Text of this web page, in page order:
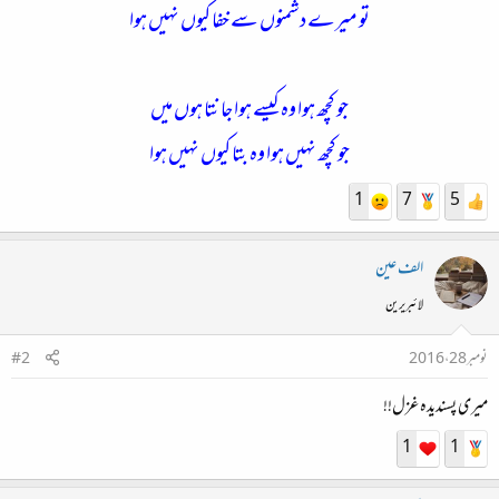
تو میرے دشمنوں سے خفا کیوں نہیں ہوا
جو کچھ ہوا وہ کیسے ہوا جانتا ہوں میں
جو کچھ نہیں ہوا وہ بتا کیوں نہیں ہوا
5
7
1
الف عین
لائبریرین
نومبر 28، 2016
#2
میری پسندیدہ غزل!!
1
1